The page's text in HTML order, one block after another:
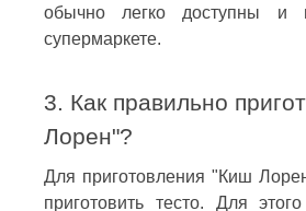
обычно легко доступны и
супермаркете.
3. Как правильно
Лорен"?
Для приготовления "Киш
приготовить тесто. Для